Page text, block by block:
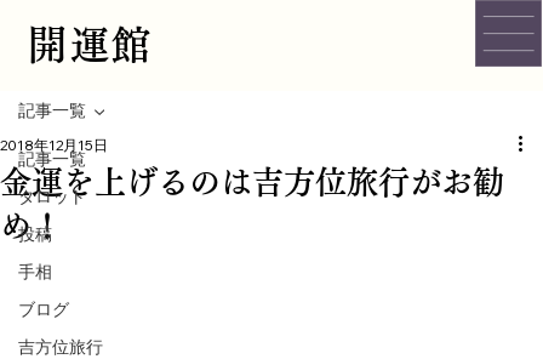
開運館
記事一覧
タロット
投稿
手相
ブログ
吉方位旅行
記事一覧
金運を上げるのは吉方位旅行がお勧
め！
2018年12月15日